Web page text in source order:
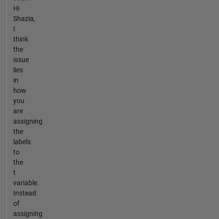
Hi
Shazia,
I
think
the
issue
lies
in
how
you
are
assigning
the
labels
to
the
t
variable.
Instead
of
assigning